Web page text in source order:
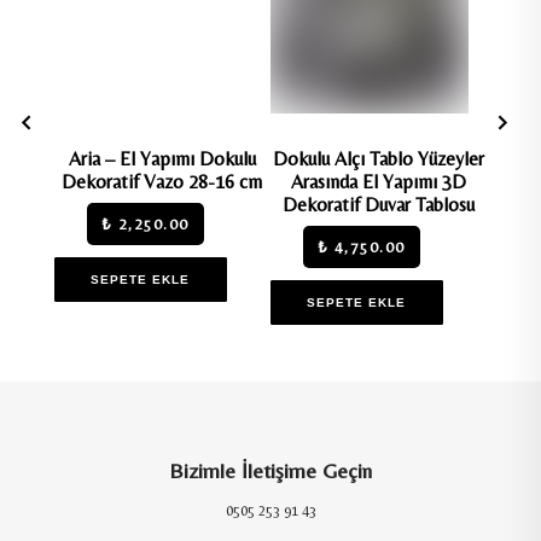
Aria – El Yapımı Dokulu
Dekoratif Vazo 28-16 cm
₺ 2,250.00
SEPETE EKLE
Dokulu Alçı Tablo Yüzeyler
Arasında El Yapımı 3D
Dekoratif Duvar Tablosu
₺ 4,750.00
SEPETE EKLE
Bizimle İletişime Geçin
0505 253 91 43